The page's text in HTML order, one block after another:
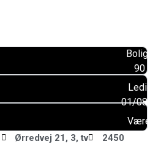
Ørredvej 21, 3, tv
2450
90 m2
Ledig
01/08/